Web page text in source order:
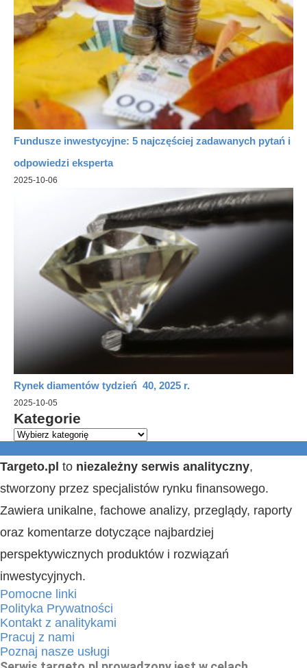
Fundusze inwestycyjne: 5 najczęściej zadawanych pytań i
odpowiedzi eksperta
2025-10-06
Rynek diamentów tydzień 40, 2025 r.
2025-10-05
Kategorie
Targeto.pl to niezależny serwis analityczny,
stworzony przez specjalistów rynku finansowego.
Zawiera unikalne, fachowe analizy, przeglądy, raporty
oraz komentarze dotyczące najbardziej
perspektywicznych produktów i rozwiązań
inwestycyjnych.
Pomocne linki
Polityka Prywatności
Kontakt z analitykami
Pracuj z nami
Poznaj nasze usługi